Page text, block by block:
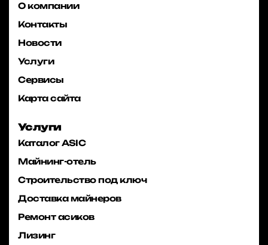
О компании
Контакты
Новости
Услуги
Сервисы
Карта сайта
Услуги
Каталог ASIC
Майнинг-отель
Строительство под ключ
Доставка майнеров
Ремонт асиков
Лизинг